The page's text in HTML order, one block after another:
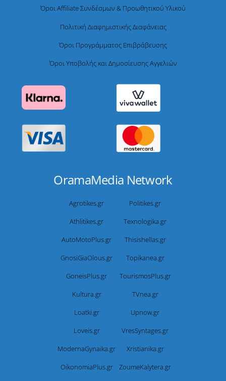
Όροι Affiliate Συνδέσμων & Προωθητικού Υλικού
Πολιτική Διαφημιστικής Διαφάνειας
Όροι Προγράμματος Επιβράβευσης
Όροι Υποβολής και Δημοσίευσης Αγγελιών
OramaMedia Network
Agrotikes.gr
Politikes.gr
Athlitikes.gr
Texnologika.gr
AutoMotoPlus.gr
Thisishellas.gr
GnosiGiaOlous.gr
Topikanea.gr
GoneisPlus.gr
TourismosPlus.gr
Kultura.gr
TVnea.gr
Loatki.gr
Upnow.gr
Loveis.gr
VresSyntages.gr
ModernaGynaika.gr
Xristianika.gr
OikonomiaPlus.gr
ZoumeKalytera.gr